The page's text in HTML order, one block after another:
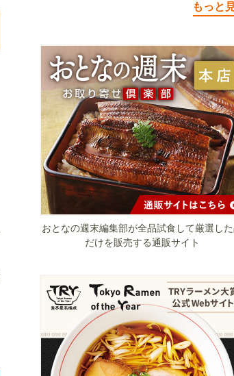
もっと
おとなの週末編集部が全品試食して厳選し
だけを販売する通販サイト